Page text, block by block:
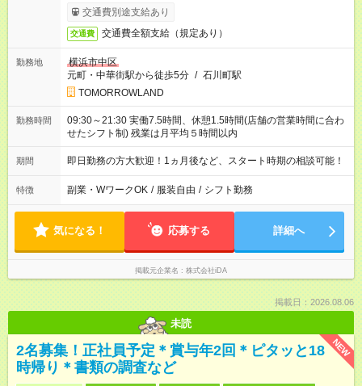
交通費別途支給あり
交通費 交通費全額支給（規定あり）
勤務地
横浜市中区
元町・中華街駅から徒歩5分 / 石川町駅
TOMORROWLAND
勤務時間
09:30～21:30 実働7.5時間、休憩1.5時間(店舗の営業時間に合わ
せたシフト制) 残業は月平均５時間以内
期間 即日勤務の方大歓迎！1ヵ月後など、スタート時期の相談可能！
特徴 副業・WワークOK / 服装自由 / シフト勤務
気になる！ 応募する 詳細へ
掲載元企業名 株式会社iDA
掲載日：2026.08.06
未読
NEW
2名募集！正社員予定＊賞与年2回＊ピタッと18
時帰り＊書類の調査など